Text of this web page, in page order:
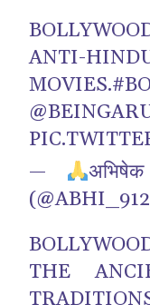
ANTI-
MOVIES.
—
THE